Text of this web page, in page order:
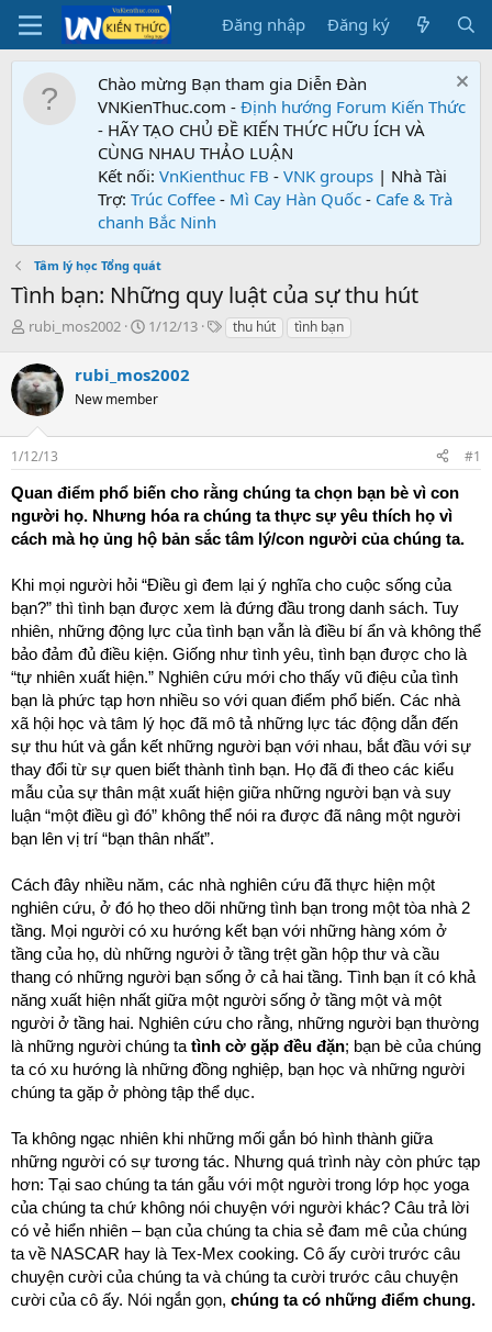
Đăng nhập Đăng ký
Chào mừng Bạn tham gia Diễn Đàn
VNKienThuc.com - Định hướng Forum Kiến Thức
- HÃY TẠO CHỦ ĐỀ KIẾN THỨC HỮU ÍCH VÀ
CÙNG NHAU THẢO LUẬN
Kết nối: VnKienthuc FB - VNK groups | Nhà Tài
Trợ: Trúc Coffee - Mì Cay Hàn Quốc - Cafe & Trà
chanh Bắc Ninh
Tâm lý học Tổng quát
Tình bạn: Những quy luật của sự thu hút
T
r
e
a
s
t
r
t
e
rubi_mos2002
N
y
g
i
1/12/13
Tthu hút tình bạn
rubi_mos2002
New member
1/12/13
#1
Quan điểm phổ biến cho rằng chúng ta chọn bạn bè vì con
người họ. Nhưng hóa ra chúng ta thực sự yêu thích họ vì
cách mà họ ủng hộ bản sắc tâm lý/con người của chúng ta.
Khi mọi người hỏi “Điều gì đem lại ý nghĩa cho cuộc sống của
bạn?” thì tình bạn được xem là đứng đầu trong danh sách. Tuy
nhiên, những động lực của tình bạn vẫn là điều bí ẩn và không thể
bảo đảm đủ điều kiện. Giống như tình yêu, tình bạn được cho là
“tự nhiên xuất hiện.” Nghiên cứu mới cho thấy vũ điệu của tình
bạn là phức tạp hơn nhiều so với quan điểm phổ biến. Các nhà
xã hội học và tâm lý học đã mô tả những lực tác động dẫn đến
sự thu hút và gắn kết những người bạn với nhau, bắt đầu với sự
thay đổi từ sự quen biết thành tình bạn. Họ đã đi theo các kiểu
mẫu của sự thân mật xuất hiện giữa những người bạn và suy
luận “một điều gì đó” không thể nói ra được đã nâng một người
bạn lên vị trí “bạn thân nhất”.
Cách đây nhiều năm, các nhà nghiên cứu đã thực hiện một
nghiên cứu, ở đó họ theo dõi những tình bạn trong một tòa nhà 2
tầng. Mọi người có xu hướng kết bạn với những hàng xóm ở
tầng của họ, dù những người ở tầng trệt gần hộp thư và cầu
thang có những người bạn sống ở cả hai tầng. Tình bạn ít có khả
năng xuất hiện nhất giữa một người sống ở tầng một và một
người ở tầng hai. Nghiên cứu cho rằng, những người bạn thường
là những người chúng ta tình cờ gặp đều đặn; bạn bè của chúng
ta có xu hướng là những đồng nghiệp, bạn học và những người
chúng ta gặp ở phòng tập thể dục.
Ta không ngạc nhiên khi những mối gắn bó hình thành giữa
những người có sự tương tác. Nhưng quá trình này còn phức tạp
hơn: Tại sao chúng ta tán gẫu với một người trong lớp học yoga
của chúng ta chứ không nói chuyện với người khác? Câu trả lời
có vẻ hiển nhiên – bạn của chúng ta chia sẻ đam mê của chúng
ta về NASCAR hay là Tex-Mex cooking. Cô ấy cười trước câu
chuyện cười của chúng ta và chúng ta cười trước câu chuyện
cười của cô ấy. Nói ngắn gọn, chúng ta có những điểm chung.